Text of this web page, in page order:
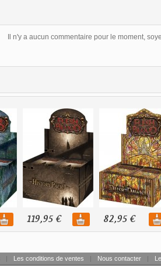
Il n'y a aucun commentaire pour le moment,
119,95 € 82,95 €
| Les conditions de ventes | Nous contacter |